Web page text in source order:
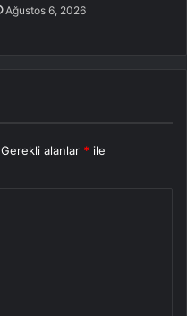
Ağustos 6, 2026
Gerekli alanlar * ile